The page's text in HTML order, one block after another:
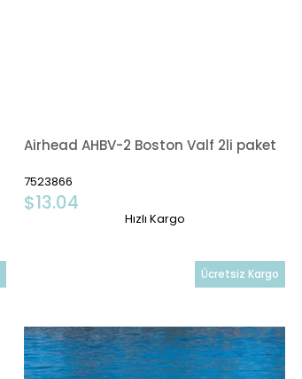
Airhead AHBV-2 Boston Valf 2li paket
7523866
$13.04
Hızlı Kargo
Ücretsiz Kargo